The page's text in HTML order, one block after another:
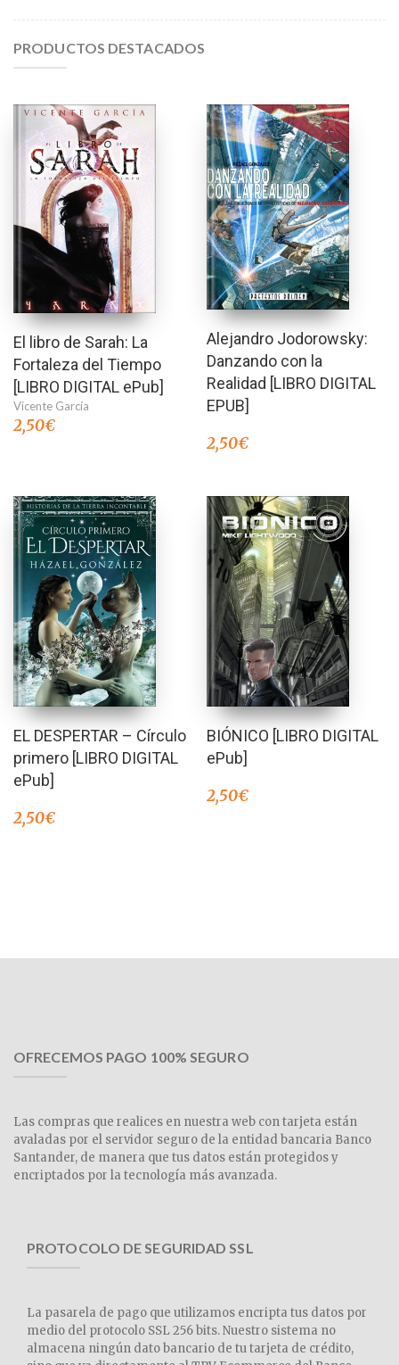
PRODUCTOS DESTACADOS
El libro de Sarah: La
Fortaleza del Tiempo
[LIBRO DIGITAL ePub]
Vicente García
2,50€
Alejandro Jodorowsky:
Danzando con la
Realidad [LIBRO DIGITAL
EPUB]
2,50€
EL DESPERTAR – Círculo
primero [LIBRO DIGITAL
ePub]
2,50€
BIÓNICO [LIBRO DIGITAL
ePub]
2,50€
OFRECEMOS PAGO 100% SEGURO
Las compras que realices en nuestra web con tarjeta están
avaladas por el servidor seguro de la entidad bancaria Banco
Santander, de manera que tus datos están protegidos y
encriptados por la tecnología más avanzada.
PROTOCOLO DE SEGURIDAD SSL
La pasarela de pago que utilizamos encripta tus datos por
medio del protocolo SSL 256 bits. Nuestro sistema no
almacena ningún dato bancario de tu tarjeta de crédito,